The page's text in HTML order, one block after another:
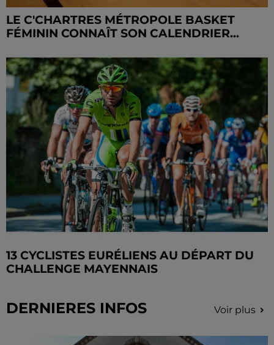
LE C'CHARTRES MÉTROPOLE BASKET
FÉMININ CONNAÎT SON CALENDRIER...
13 CYCLISTES EURÉLIENS AU DÉPART DU
CHALLENGE MAYENNAIS
DERNIERES INFOS Voir plus